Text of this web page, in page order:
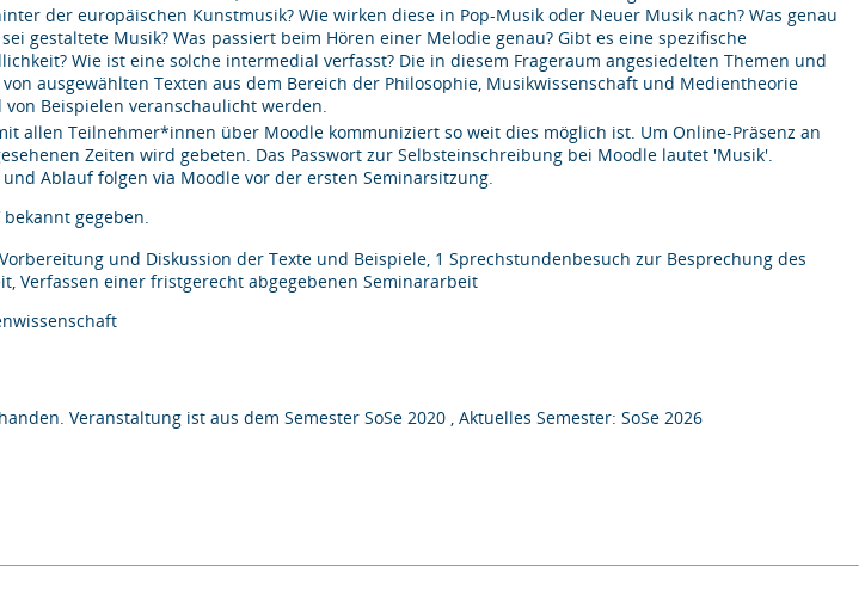
der europäischen Kunstmusik? Wie wirken diese in Pop-Musik oder Neuer Musik nach? Was genau
gestaltete Musik? Was passiert beim Hören einer Melodie genau? Gibt es eine spezifische
Wie ist eine solche intermedial verfasst? Die in diesem Frageraum angesiedelten Themen und
ausgewählten Texten aus dem Bereich der Philosophie, Musikwissenschaft und Medientheorie
Beispielen veranschaulicht werden.
allen Teilnehmer*innen über Moodle kommuniziert so weit dies möglich ist. Um Online-Präsenz an
Zeiten wird gebeten. Das Passwort zur Selbsteinschreibung bei Moodle lautet 'Musik'.
Ablauf folgen via Moodle vor der ersten Seminarsitzung.
gegeben.
und Diskussion der Texte und Beispiele, 1 Sprechstundenbesuch zur Besprechung des
Verfassen einer fristgerecht abgegebenen Seminararbeit
Veranstaltung ist aus dem Semester SoSe 2020 , Aktuelles Semester: SoSe 2026